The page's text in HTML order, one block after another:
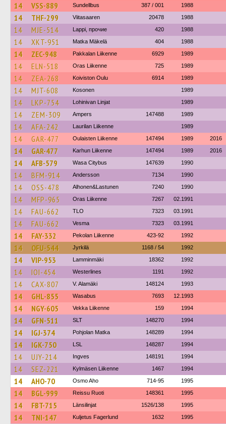
14 VSS-889 Sundellbus 387 / 001 1988
14 THF-299 Viitasaaren 20478 1988
14 MJE-514 Lappi, прочие 420 1988
14 XKT-951 Matka Mäkelä 404 1988
14 ZEC-948 Pakkalan Liikenne 6929 1989
14 ELN-518 Oras Liikenne 725 1989
14 ZEA-268 Koiviston Oulu 6914 1989
14 MJT-608 Kosonen 1989
14 LKP-754 Lohinivan Linjat 1989
14 ZEM-309 Ampers 147488 1989
14 AFA-242 Laurilan Liikenne 1989
14 GAR-477 Oulaisten Liikenne 147494 1989 2016
14 GAR-477 Karhun Liikenne 147494 1989 2016
14 AFB-579 Wasa Citybus 147639 1990
14 BFM-914 Andersson 7134 1990
14 OSS-478 Alhonen&Lastunen 7240 1990
14 MFP-965 Oras Liikenne 7267 02.1991
14 FAU-662 TLO 7323 03.1991
14 FAU-662 Vesma 7323 03.1991
14 FAY-332 Pekolan Liikenne 423-92 1992
14 OFU-544 Jyrkilä 1168 / 54 1992
14 VIP-953 Lamminmäki 18362 1992
14 IOI-454 Westerlines 1191 1992
14 CAX-807 V. Alamäki 148124 1993
14 GHL-855 Wasabus 7693 12.1993
14 NGY-605 Vekka Liikenne 159 1994
14 GFN-511 SLT 148270 1994
14 IGJ-374 Pohjolan Matka 148289 1994
14 IGK-750 LSL 148287 1994
14 UJY-214 Ingves 148191 1994
14 SEZ-221 Kylmäsen Liikenne 1467 1994
14 AHO-70 Osmo Aho 714-95 1995
14 BGL-999 Reissu Ruoti 148361 1995
14 FBT-715 Länsilinjat 1526/138 1995
14 TNI-147 Kuljetus Fagerlund 1632 1995